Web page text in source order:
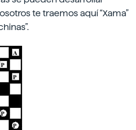
te traemos aquí “Xama”